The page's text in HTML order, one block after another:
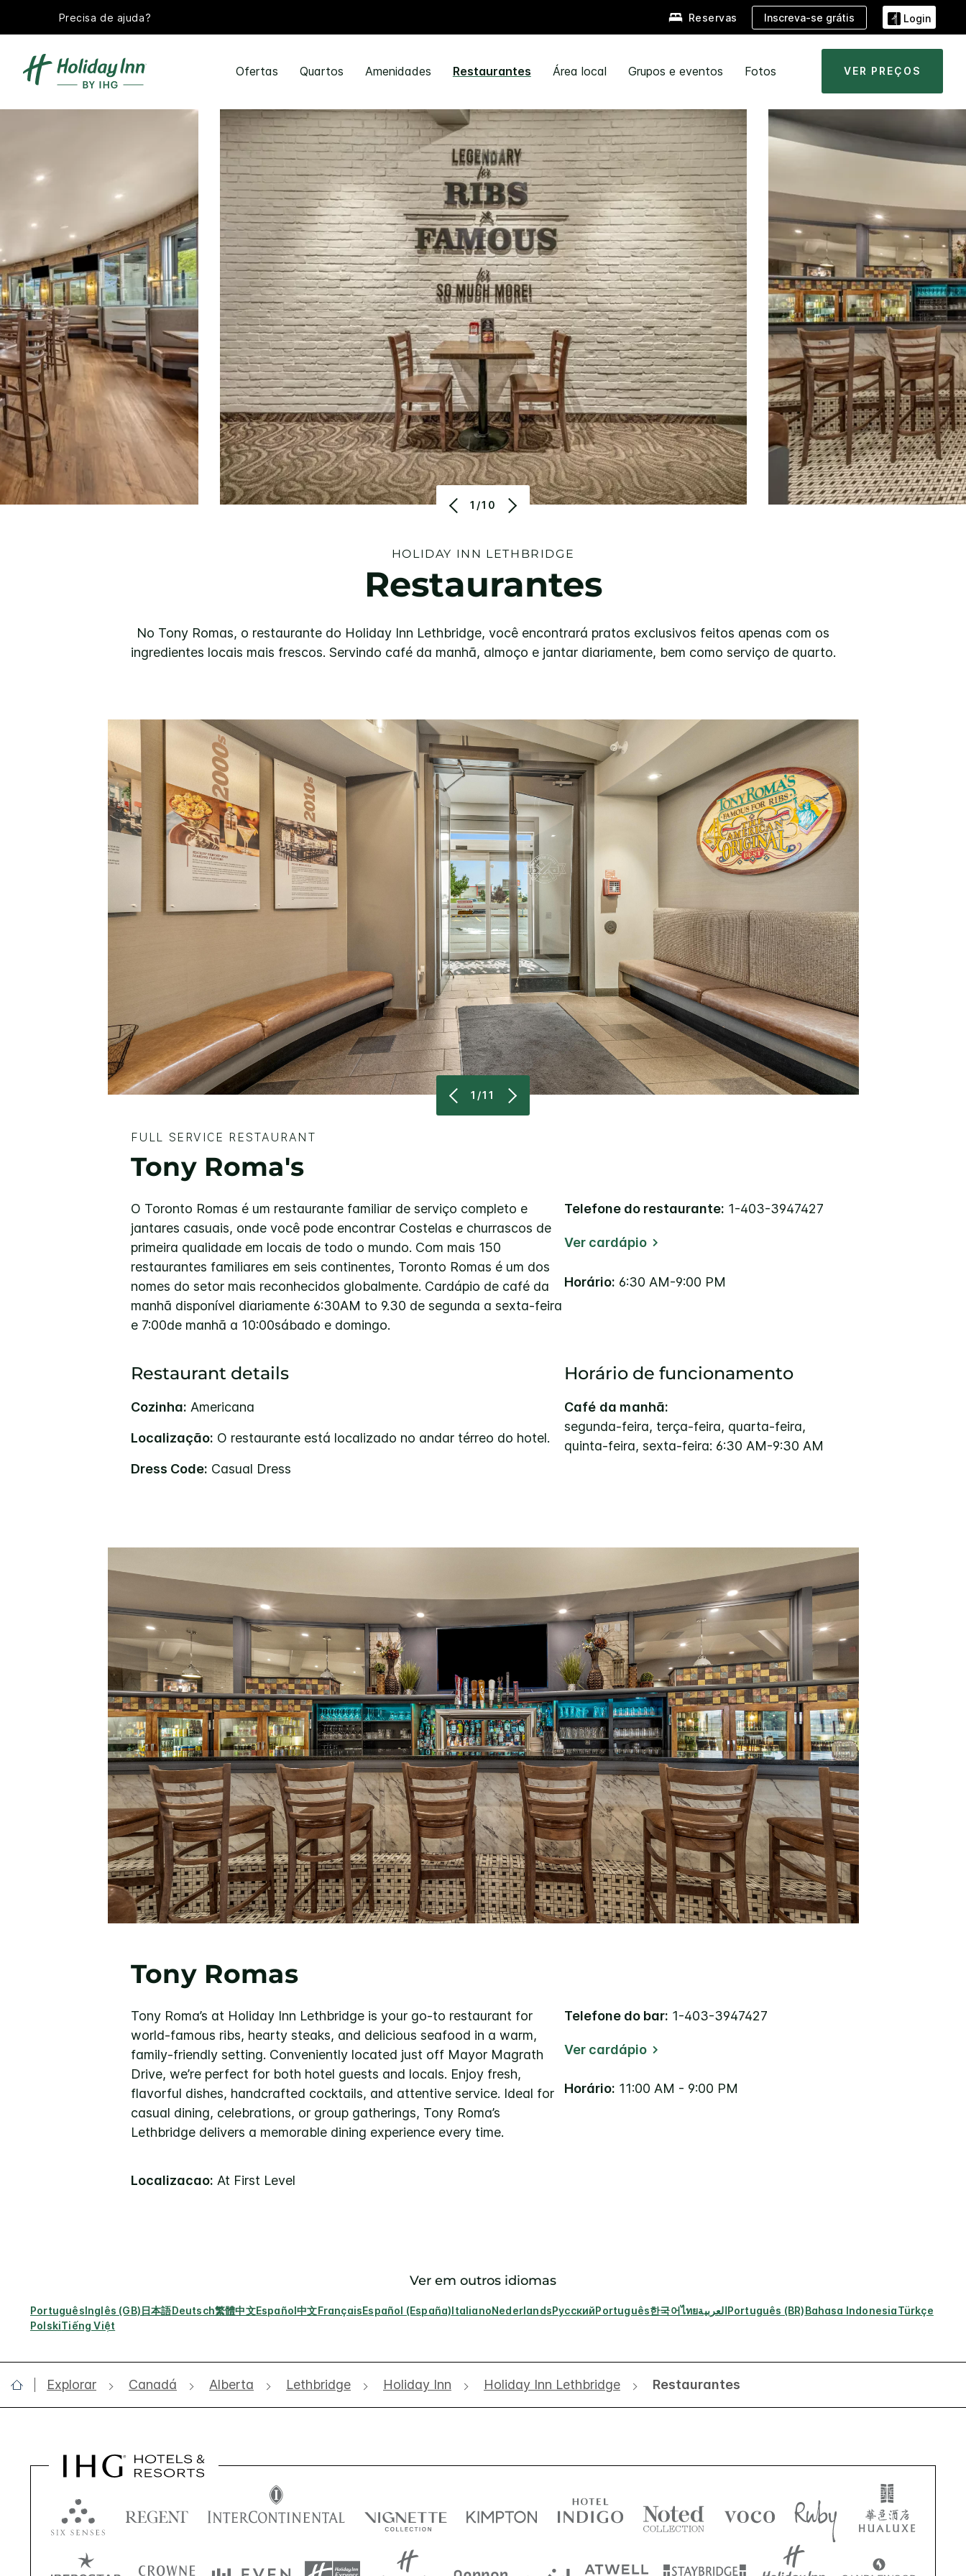
Precisa de ajuda? Reservas Inscreva-se grátis Login
Ofertas Quartos Amenidades Restaurantes Área local Grupos e eventos Fotos VER PREÇOS
1/10
HOLIDAY INN LETHBRIDGE
Restaurantes
No Tony Romas, o restaurante do Holiday Inn Lethbridge, você encontrará pratos exclusivos feitos apenas com os
ingredientes locais mais frescos. Servindo café da manhã, almoço e jantar diariamente, bem como serviço de quarto.
1/11
FULL SERVICE RESTAURANT
Tony Roma's
O Toronto Romas é um restaurante familiar de serviço completo e
jantares casuais, onde você pode encontrar Costelas e churrascos de
primeira qualidade em locais de todo o mundo. Com mais 150
restaurantes familiares em seis continentes, Toronto Romas é um dos
nomes do setor mais reconhecidos globalmente. Cardápio de café da
manhã disponível diariamente 6:30AM to 9.30 de segunda a sexta-feira
e 7:00de manhã a 10:00sábado e domingo.
Telefone do restaurante: 1-403-3947427
Ver cardápio
Horário: 6:30 AM-9:00 PM
Restaurant details
Cozinha: Americana
Localização: O restaurante está localizado no andar térreo do hotel.
Dress Code: Casual Dress
Horário de funcionamento
Café da manhã:
segunda-feira, terça-feira, quarta-feira,
quinta-feira, sexta-feira: 6:30 AM-9:30 AM
Tony Romas
Tony Roma’s at Holiday Inn Lethbridge is your go-to restaurant for
world-famous ribs, hearty steaks, and delicious seafood in a warm,
family-friendly setting. Conveniently located just off Mayor Magrath
Drive, we’re perfect for both hotel guests and locals. Enjoy fresh,
flavorful dishes, handcrafted cocktails, and attentive service. Ideal for
casual dining, celebrations, or group gatherings, Tony Roma’s
Lethbridge delivers a memorable dining experience every time.
Telefone do bar: 1-403-3947427
Ver cardápio
Horário: 11:00 AM - 9:00 PM
Localizacao: At First Level
Ver em outros idiomas
PortuguêsInglês (GB)日本語Deutsch繁體中文Español中文FrançaisEspañol (España)ItalianoNederlandsРусскийPortuguês한국어ไทยالعربيةPortuguês (BR)Bahasa IndonesiaTürkçe
PolskiTiếng Việt
Explorar Canadá Alberta Lethbridge Holiday Inn Holiday Inn Lethbridge Restaurantes